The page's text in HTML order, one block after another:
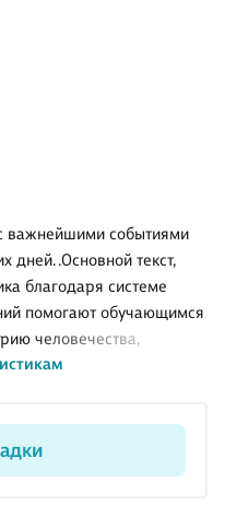
важнейшими событиями
дней. .Основной текст,
благодаря системе
помогают обучающимся
человечества,
умения,
стандарту общего
«Инновационная